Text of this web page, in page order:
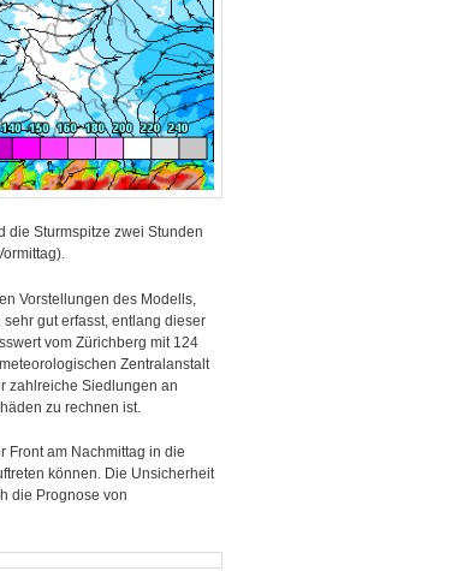
die Sturmspitze zwei Stunden
Vorstellungen des Modells,
gut erfasst, entlang dieser
vom Zürichberg mit 124
Zentralanstalt
zahlreiche Siedlungen an
zu rechnen ist.
Front am Nachmittag in die
können. Die Unsicherheit
die Prognose von